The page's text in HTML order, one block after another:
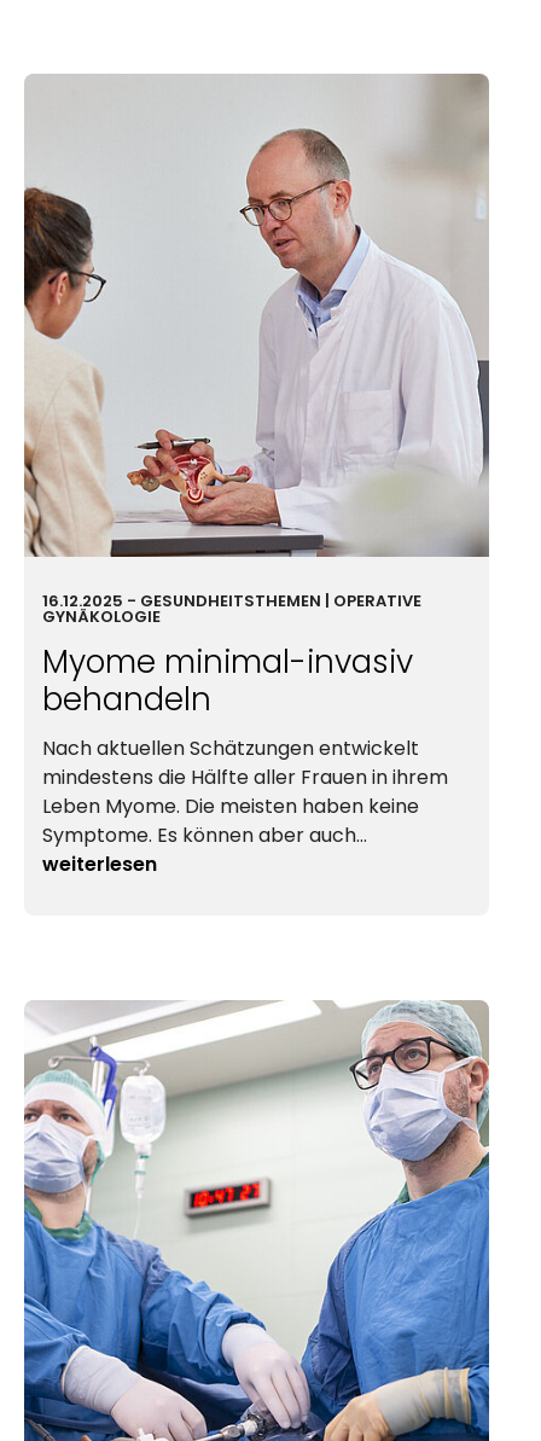
16.12.2025 - GESUND­HEITSTHEMEN | OPERATIVE
GYNÄ­KOLOGIE
Myome minimal-invasiv
behandeln
Nach aktuellen Schätzungen entwickelt
mindestens die Hälfte aller Frauen in ihrem
Leben Myome. Die meisten haben keine
Symptome. Es können aber auch…
weiterlesen